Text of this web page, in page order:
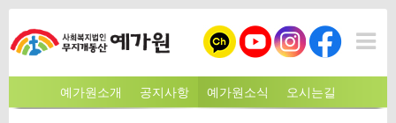
예가원소개 공지사항 예가원소식 오시는길